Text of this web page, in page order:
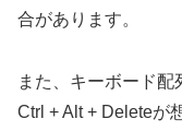
合があります。
また、キーボード配
Ctrl + Alt + Deleteが